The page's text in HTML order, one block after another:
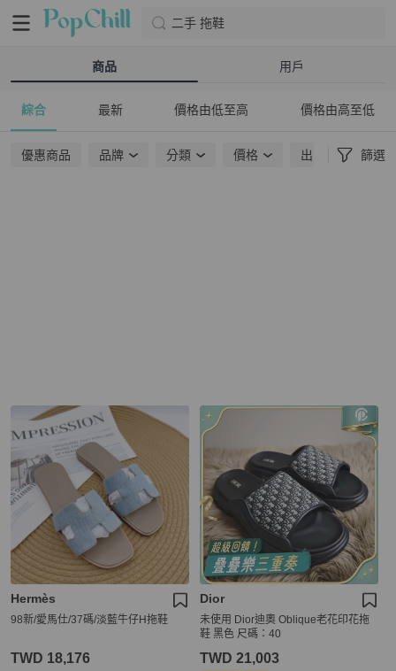
二手 拖鞋
商品 用戶
綜合 最新 價格由低至高 價格由高至低
優惠商品 品牌 分類 價格 出貨地點 篩選
Hermès
98新/愛馬仕/37碼/淡藍牛仔H拖鞋
TWD 18,176
Dior
未使用 Dior迪奧 Oblique老花印花拖
鞋 黑色 尺碼：40
TWD 21,003